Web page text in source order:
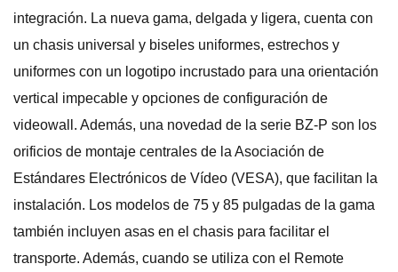
integración. La nueva gama, delgada y ligera, cuenta con
un chasis universal y biseles uniformes, estrechos y
uniformes con un logotipo incrustado para una orientación
vertical impecable y opciones de configuración de
videowall. Además, una novedad de la serie BZ-P son los
orificios de montaje centrales de la Asociación de
Estándares Electrónicos de Vídeo (VESA), que facilitan la
instalación. Los modelos de 75 y 85 pulgadas de la gama
también incluyen asas en el chasis para facilitar el
transporte. Además, cuando se utiliza con el Remote